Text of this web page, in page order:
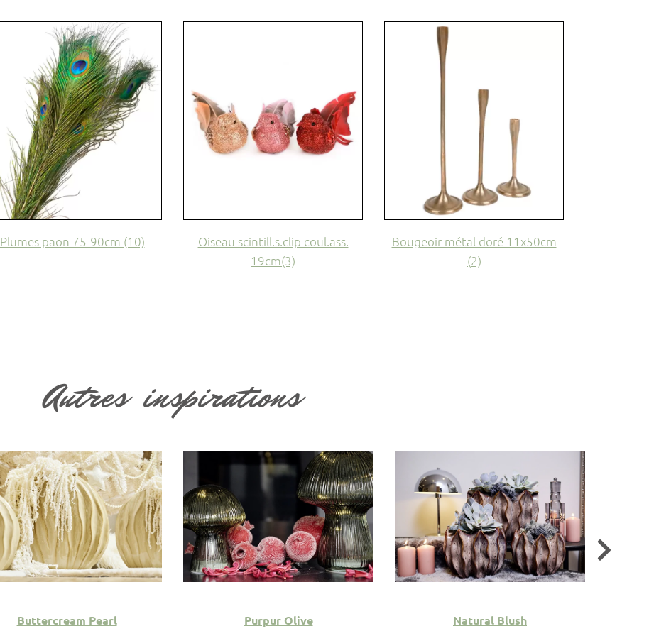
Plumes paon 75-90cm (10)
Oiseau scintill.s.clip coul.ass.
19cm(3)
Bougeoir métal doré 11x50cm
(2)
Autres inspirations
Buttercream Pearl Purpur Olive Natural Blush